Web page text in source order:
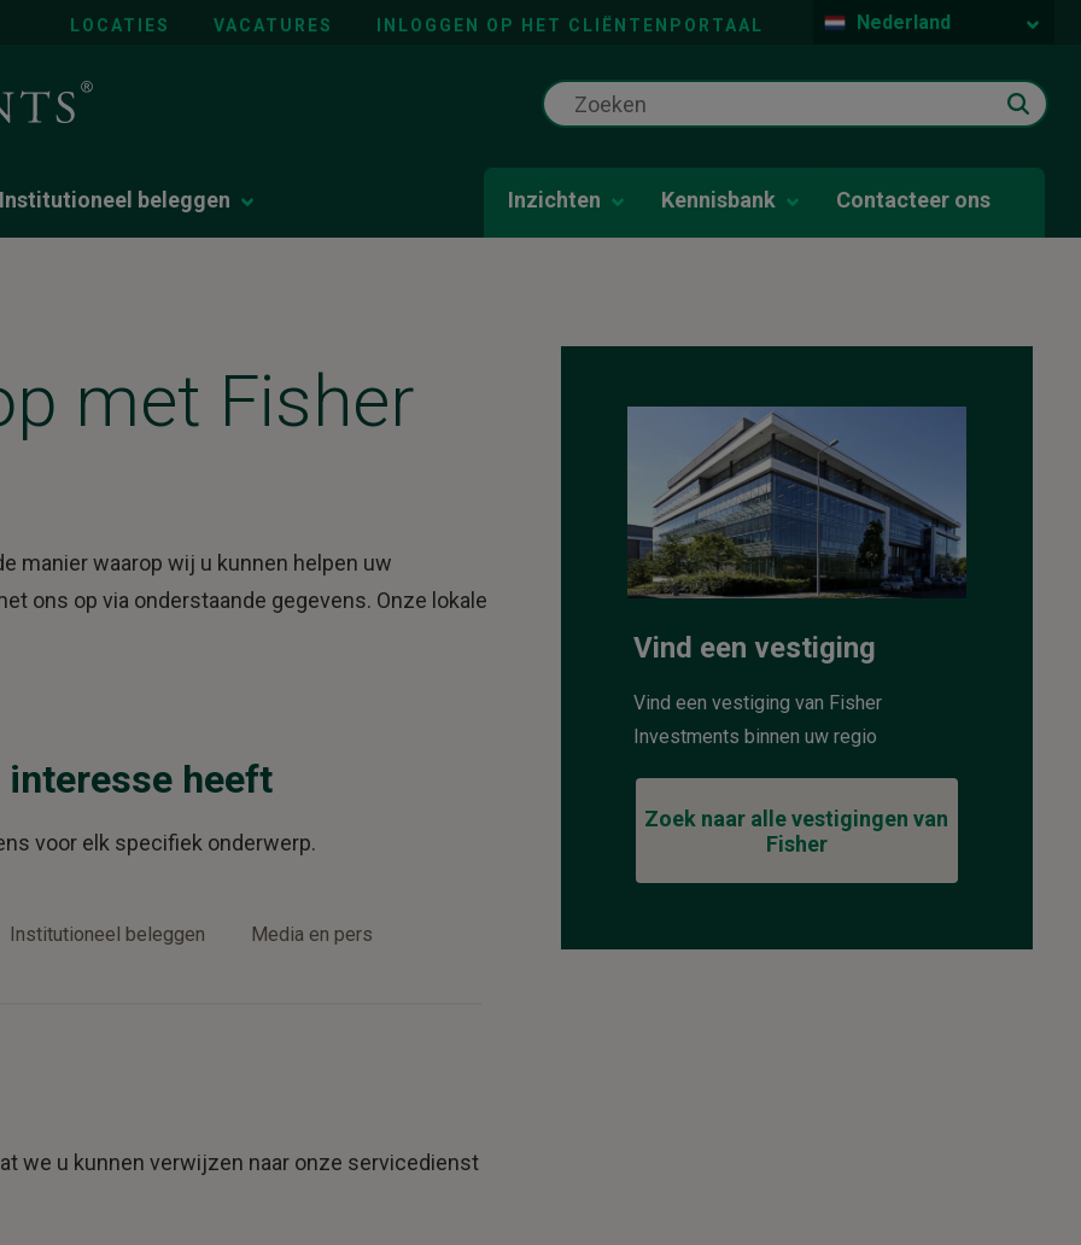
LOCATIES VACATURES INLOGGEN OP HET CLIËNTENPORTAAL Nederland
Institutioneel beleggen Inzichten Kennisbank Contacteer ons
met Fisher
manier waarop wij u kunnen helpen uw
ons op via onderstaande gegevens. Onze lokale
interesse heeft
voor elk specifiek onderwerp.
Institutioneel beleggen Media en pers
we u kunnen verwijzen naar onze servicedienst
Vind een vestiging
Vind een vestiging van Fisher
Investments binnen uw regio
Zoek naar alle vestigingen van
Fisher